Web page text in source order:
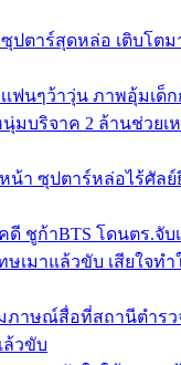
ซุปตาร์สุดหล่อ เติบโต
ฟนๆว้าวุ่น ภาพอุ้มเด็ก
มบริจาค 2 ล้านช่วยเ
า ซุปตาร์หล่อไร้ศัลย์ยื
ชูก้าBTS โดนตร.จับ
ษเมาแล้วขับ เสียใจทำ
ภาษณ์สื่อที่สถานีตำรว
ล้วขับ